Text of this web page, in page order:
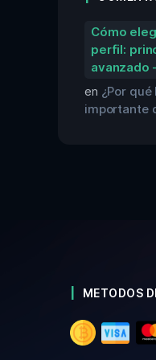
Cómo
perfil:
avanzado
en ¿Por
importante
METODOS